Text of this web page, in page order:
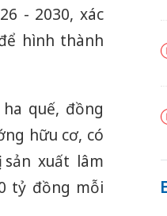
- 2030, xác
hình thành
quế, đồng
hữu cơ, có
xuất lâm
tỷ đồng mỗi